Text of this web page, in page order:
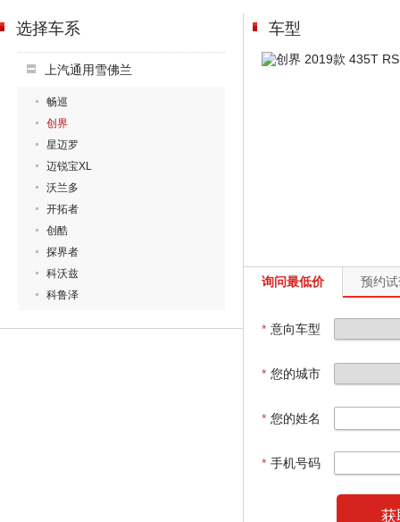
选择车系
上汽通用雪佛兰
畅巡
创界
星迈罗
迈锐宝XL
沃兰多
开拓者
创酷
探界者
科沃兹
科鲁泽
车型
询问最低价 预约
* 意向车型
* 您的城市
* 您的姓名
* 手机号码
获